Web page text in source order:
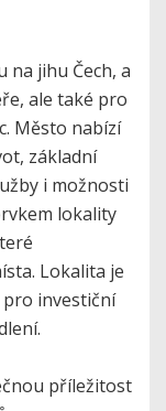
na jihu Čech, a
ale také pro
Město nabízí
základní
i možnosti
lokality
Lokalita je
investiční
příležitost